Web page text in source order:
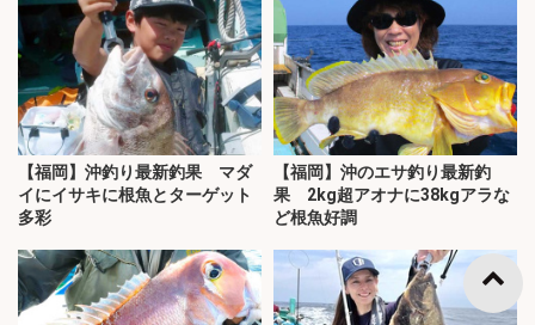
【福岡】沖釣り最新釣果 マダ
イにイサキに根魚とターゲット
多彩
【福岡】沖のエサ釣り最新釣
果 2kg超アオナに38kgアラな
ど根魚好調